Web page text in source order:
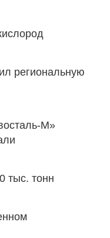
региональную
М»
тыс. тонн